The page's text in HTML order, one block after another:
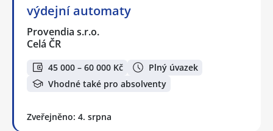
výdejní automaty
Provendia s.r.o.
Celá ČR
45 000 – 60 000 Kč
Plný úvazek
Vhodné také pro absolventy
Zveřejněno: 4. srpna